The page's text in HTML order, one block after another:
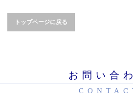
トップページに戻る
お問い合